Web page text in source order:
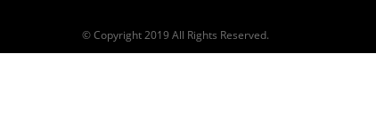
© Copyright 2019 All Rights Reserved.